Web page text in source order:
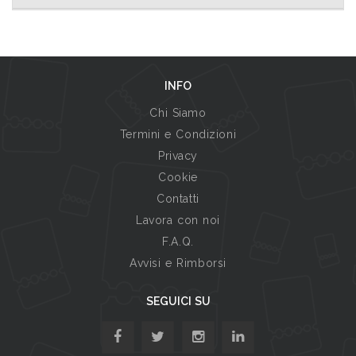
INFO
Chi Siamo
Termini e Condizioni
Privacy
Cookie
Contatti
Lavora con noi
F.A.Q.
Avvisi e Rimborsi
SEGUICI SU